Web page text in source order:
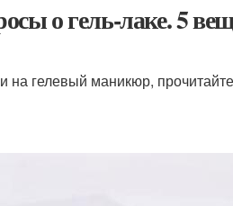
о гель-лаке. 5
на гелевый маникюр,